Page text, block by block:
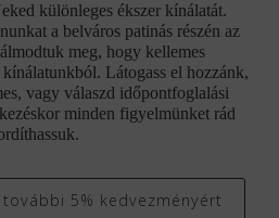
különleges ékszer kínálatát.
a belváros patinás részén az
meg, hogy kellemes
Látogass el hozzánk,
vagy válaszd időpontfoglalási
minden figyelmünket rád
5% kedvezményért